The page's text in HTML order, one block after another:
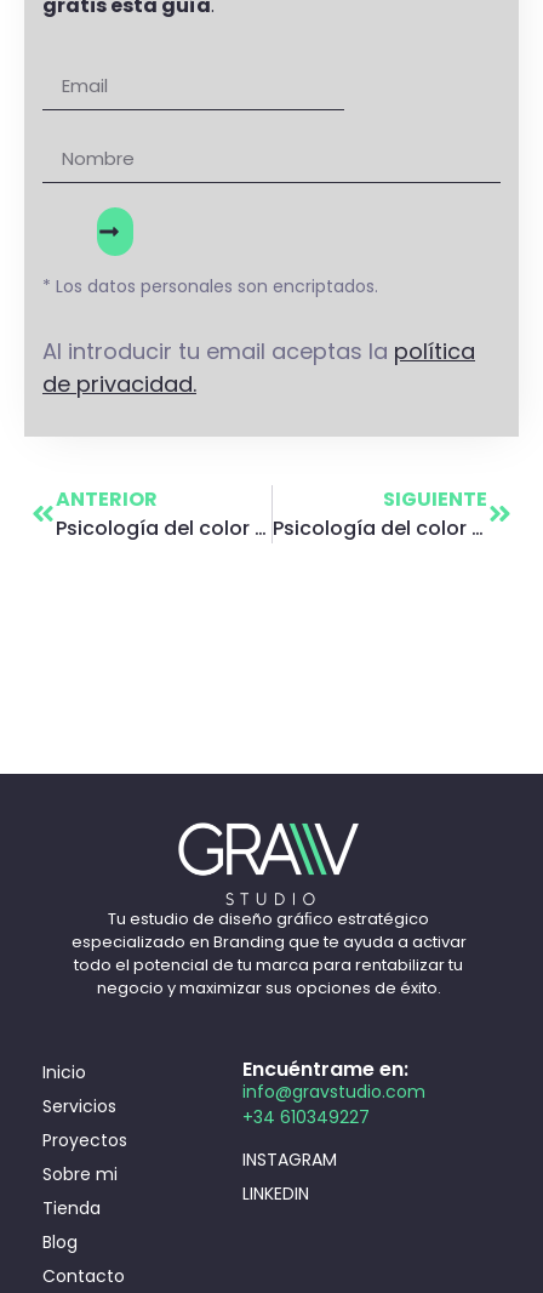
* Los datos personales son encriptados.
Al introducir tu email aceptas la política
de privacidad.
ANTERIOR
Psicología del color azul
SIGUIENTE
Psicología del color amarillo
Inicio
Servicios
Proyectos
Sobre mi
Tienda
Blog
Contacto
Tu estudio de diseño gráﬁco estratégico
especializado en Branding que te ayuda a activar
todo el potencial de tu marca para rentabilizar tu
negocio y maximizar sus opciones de éxito.
Encuéntrame en:
info@gravstudio.com
+34 610349227
INSTAGRAM
LINKEDIN